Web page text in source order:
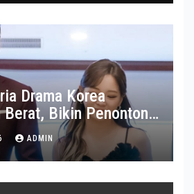
Drama Korea
Berat, Bikin Penonton
ADMIN